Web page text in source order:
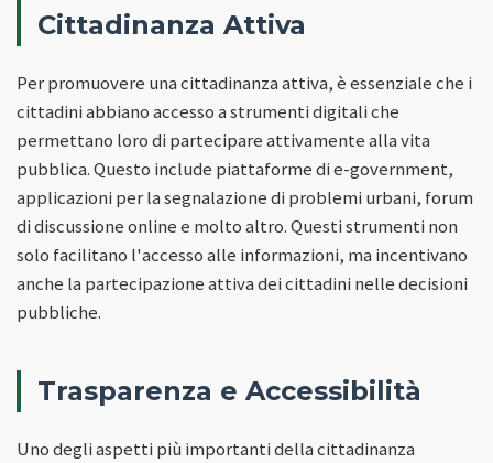
Cittadinanza Attiva
Per promuovere una cittadinanza attiva, è essenziale che i
cittadini abbiano accesso a strumenti digitali che
permettano loro di partecipare attivamente alla vita
pubblica. Questo include piattaforme di e-government,
applicazioni per la segnalazione di problemi urbani, forum
di discussione online e molto altro. Questi strumenti non
solo facilitano l'accesso alle informazioni, ma incentivano
anche la partecipazione attiva dei cittadini nelle decisioni
pubbliche.
Trasparenza e Accessibilità
Uno degli aspetti più importanti della cittadinanza